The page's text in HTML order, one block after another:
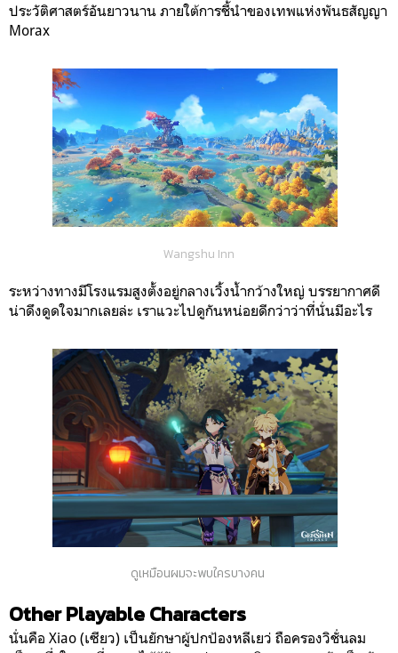
ประวัติศาสตร์อันยาวนาน ภายใต้การชี้นำของเทพแห่งพันธสัญญา
Morax
Wangshu Inn
ระหว่างทางมีโรงแรมสูงตั้งอยู่กลางเวิ้งน้ำกว้างใหญ่ บรรยากาศดี
น่าดึงดูดใจมากเลยล่ะ เราแวะไปดูกันหน่อยดีกว่าว่าที่นั่นมีอะไร
ดูเหมือนผมจะพบใครบางคน
Other Playable Characters
นั่นคือ Xiao (เซียว) เป็นยักษาผู้ปกป้องหลีเยว่ ถือครองวิชั่นลม